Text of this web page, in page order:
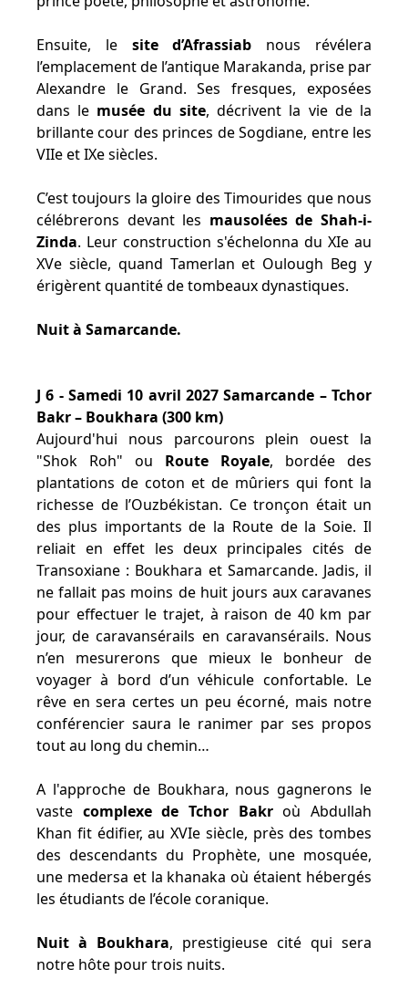
Ensuite, le site d’Afrassiab nous révélera
l’emplacement de l’antique Marakanda, prise par
Alexandre le Grand. Ses fresques, exposées
dans le musée du site, décrivent la vie de la
brillante cour des princes de Sogdiane, entre les
VIIe et IXe siècles.
C’est toujours la gloire des Timourides que nous
célébrerons devant les mausolées de Shah-i-
Zinda. Leur construction s'échelonna du XIe au
XVe siècle, quand Tamerlan et Oulough Beg y
érigèrent quantité de tombeaux dynastiques.
Nuit à Samarcande.
J 6 - Samedi 10 avril 2027 Samarcande – Tchor
Bakr – Boukhara (300 km)
Aujourd'hui nous parcourons plein ouest la
"Shok Roh" ou Route Royale, bordée des
plantations de coton et de mûriers qui font la
richesse de l’Ouzbékistan. Ce tronçon était un
des plus importants de la Route de la Soie. Il
reliait en effet les deux principales cités de
Transoxiane : Boukhara et Samarcande. Jadis, il
ne fallait pas moins de huit jours aux caravanes
pour effectuer le trajet, à raison de 40 km par
jour, de caravansérails en caravansérails. Nous
n’en mesurerons que mieux le bonheur de
voyager à bord d’un véhicule confortable. Le
rêve en sera certes un peu écorné, mais notre
conférencier saura le ranimer par ses propos
tout au long du chemin…
A l'approche de Boukhara, nous gagnerons le
vaste complexe de Tchor Bakroù Abdullah
Khan fit édifier, au XVIe siècle, près des tombes
des descendants du Prophète, une mosquée,
une medersa et la khanaka où étaient hébergés
les étudiants de l’école coranique.
Nuit à Boukhara, prestigieuse cité qui sera
notre hôte pour trois nuits.